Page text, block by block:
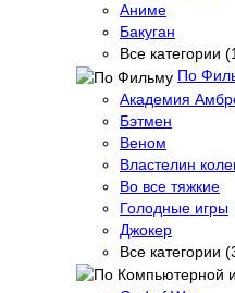
Аниме
Бакуган
Все категории
По
Академия
Бэтмен
Веном
Властелин
Во все тяжкие
Голодные игры
Джокер
Все категории